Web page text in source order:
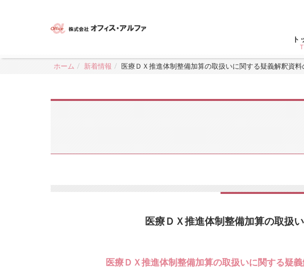
ト
ホーム 新着情報 医療ＤＸ推進体制整備加算の取扱いに関する疑義解釈資料
医療ＤＸ推進体制整備加算の取扱
医療ＤＸ推進体制整備加算の取扱いに関する疑